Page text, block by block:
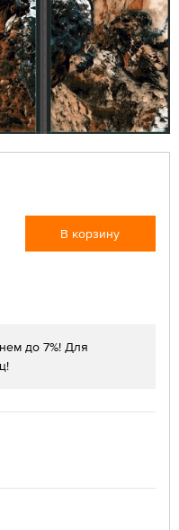
В корзину
до 7%! Для